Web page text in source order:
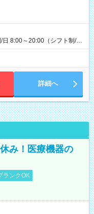
係 1日150個配達×25日勤務
8:00～20:00（シフト制/実
は週4も有り） ※配達状況
※案件により多少の前後あ
詳細へ
み！医療機器の
ランクOK